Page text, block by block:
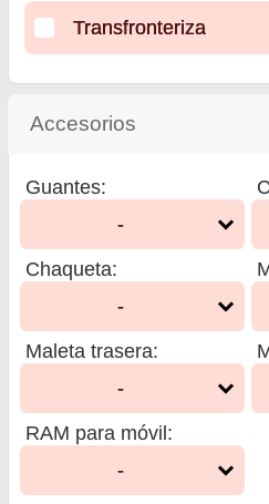
Transfronteriza
Accesorios
Guantes:
-
Chaqueta:
-
Maleta trasera:
-
RAM para móvil:
-